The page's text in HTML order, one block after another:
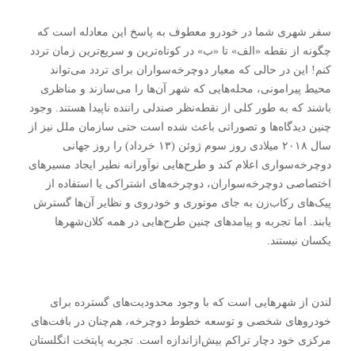
سفر شهری شما در خودرو معطوف به پاسخ این معادله است که
چگونه از نقطه «الف» تا «ب» در کوتاه‌ترین و سریع‌ترین زمان تردد
کنم! این در حالی که معیار دوچرخه‌سواران برای تردد می‌تواند
محیط پیرامونی، محله‌هایی که شهر آن‌ها را می‌سازند و مناظری
باشند که به طور کلی از نقطه‌نظر صندلی راننده ناپیدا هستند. وجود
چنین دیدگاه‌ها و تصوراتی باعث شده است حتی سازمان ملل نیز از
سال ۲۰۱۸ میلادی روز سوم ژوئن (۱۳ خرداد) را روز جهانی
دوچرخه‌سواری اعلام کند و طرح‌هایی نوآورانه نطیر ایجاد مسیر‌های
اختصاصی دوچرخه‌سواران، دوچرخه‌های اشتراکی یا استفاده از
پیک‌های رکاب‌زن به جای موتوری و خودروی و نظایر آن‌ها گسترش
یابند. اما تجربه و پیامد‌های چنین طرح‌هایی در همه کلان‌شهر‌ها
یکسان نیستند.
لندن از شهر‌هایی است که با وجود محدودیت‌های گسترده برای
خودرو‌های شخصی و توسعه خطوط دوچرخه، هم‌چنان در بافت‌های
مرکزی خود دچار تراکم بیش‌ازاندازه است. تجربه پایتخت انگلستان